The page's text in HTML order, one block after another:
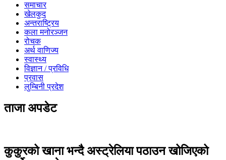
समाचार
खेलकुद
अन्तराष्ट्रिय
कला मनोरञ्जन
रोचक
अर्थ वाणिज्य
स्वास्थ्य
विज्ञान / प्रविधि
प्रवास
लुम्बिनी प्रदेश
ताजा अपडेट
कुकुरको खाना भन्दै अस्ट्रेलिया पठाउन खोजिएको